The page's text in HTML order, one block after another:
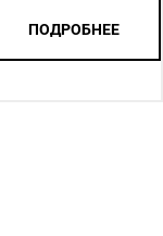
ПОДРОБНЕЕ